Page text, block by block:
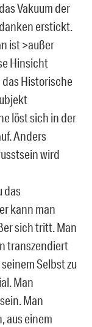
Vakuum der
erstickt.
ist >außer
Hinsicht
Historische
löst sich in der
Anders
wird
das
kann man
sich tritt. Man
transzendiert
Selbst zu
Man
Man
aus einem